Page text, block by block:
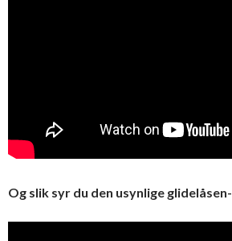
Og slik syr du den usynlige glidelåsen-